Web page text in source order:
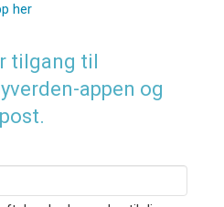
her
tilgang til
appen og